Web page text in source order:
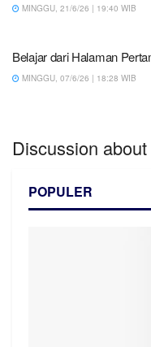
MINGGU, 21/6/26 | 19:40 WIB
Belajar dari Halaman
MINGGU, 07/6/26 | 18:28 WIB
Discussion
POPULER